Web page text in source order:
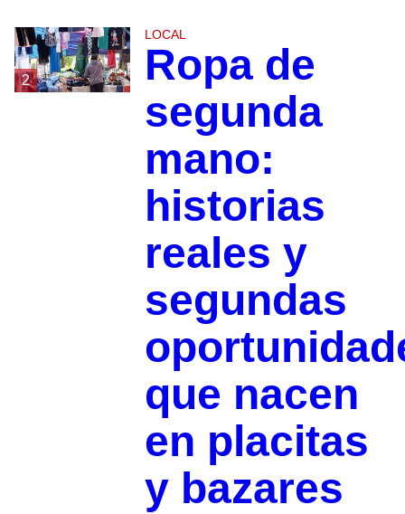
2
LOCAL
Ropa de
segunda
mano:
historias
reales y
segundas
que nacen
en placitas
y bazares